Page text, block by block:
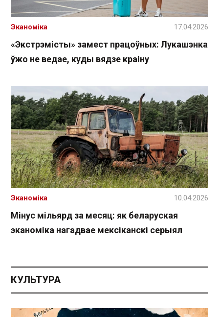
«Экстрэмісты» замест працоўных: Лукашэнка
ўжо не ведае, куды вядзе краіну
Эканоміка 17.04.2026
Мінус мільярд за месяц: як беларуская
эканоміка нагадвае мексіканскі серыял
Эканоміка 10.04.2026
КУЛЬТУРА